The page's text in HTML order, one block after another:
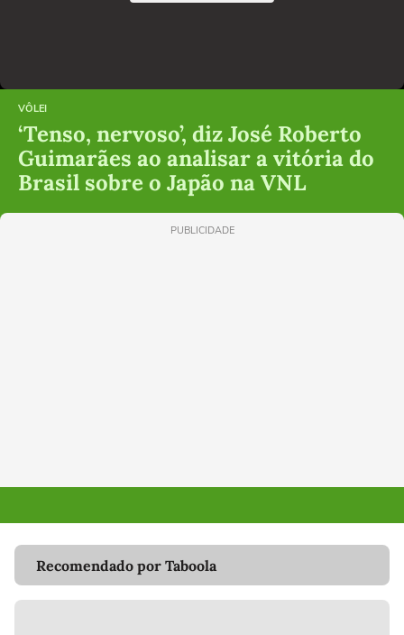
VÔLEI
‘Tenso, nervoso’, diz José Roberto
Guimarães ao analisar a vitória do
Brasil sobre o Japão na VNL
PUBLICIDADE
Recomendado por Taboola